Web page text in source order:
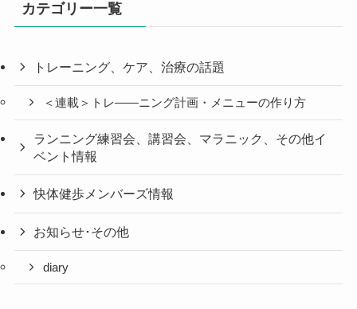
カテゴリー一覧
トレーニング、ケア、治療の話題
＜連載＞トレ――ニング計画・メニューの作り方
ランニング練習会、講習会、マラニック、その他イ
ベント情報
快体健歩メンバーズ情報
お知らせ･その他
diary